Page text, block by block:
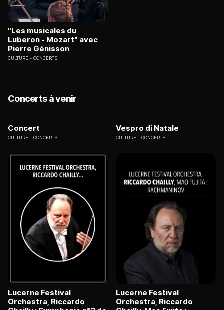
"Les musicales du
Luberon - Mozart" avec
Pierre Génisson
CULTURE CONCERTS
Concerts à venir
Concert
CULTURE CONCERTS
Vespro di Natale
CULTURE CONCERTS
Lucerne Festival
Orchestra, Riccardo
Lucerne Festival
Orchestra, Riccardo